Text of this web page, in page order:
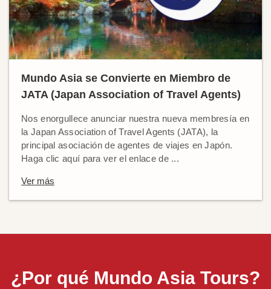
Mundo Asia se Convierte en Miembro de
JATA (Japan Association of Travel Agents)
Nos enorgullece anunciar nuestra nueva membresía en
la Japan Association of Travel Agents (JATA), la
principal asociación de agentes de viajes en Japón.
Haga clic aquí para ver el enlace de ...
Ver más
¿Por qué Mundo Asia Tours?